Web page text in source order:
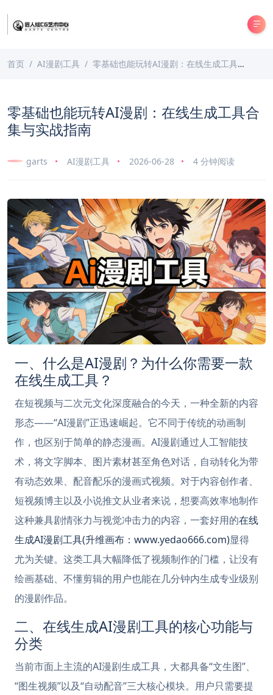
首页 AI漫剧工具 零基础也能玩转AI漫剧：在线生成工具合集与实战指南
零基础也能玩转AI漫剧：在线生成工具合
集与实战指南
garts AI漫剧工具 2026-06-28 4 分钟阅读
一、什么是AI漫剧？为什么你需要一款
在线生成工具？
在短视频与二次元文化深度融合的今天，一种全新的内容
形态——“AI漫剧”正迅速崛起。它不同于传统的动画制
作，也区别于简单的静态漫画。AI漫剧通过人工智能技
术，将文字脚本、图片素材甚至角色对话，自动转化为带
有动态效果、配音配乐的漫画式视频。对于内容创作者、
短视频博主以及小说推文从业者来说，想要高效率地制作
这种兼具剧情张力与视觉冲击力的内容，一套好用的在线
生成AI漫剧工具(升维画布：www.yedao666.com)显得
尤为关键。这类工具大幅降低了视频制作的门槛，让没有
绘画基础、不懂剪辑的用户也能在几分钟内生成专业级别
的漫剧作品。
二、在线生成AI漫剧工具的核心功能与
分类
当前市面上主流的AI漫剧生成工具，大都具备“文生图”、
“图生视频”以及“自动配音”三大核心模块。用户只需要提